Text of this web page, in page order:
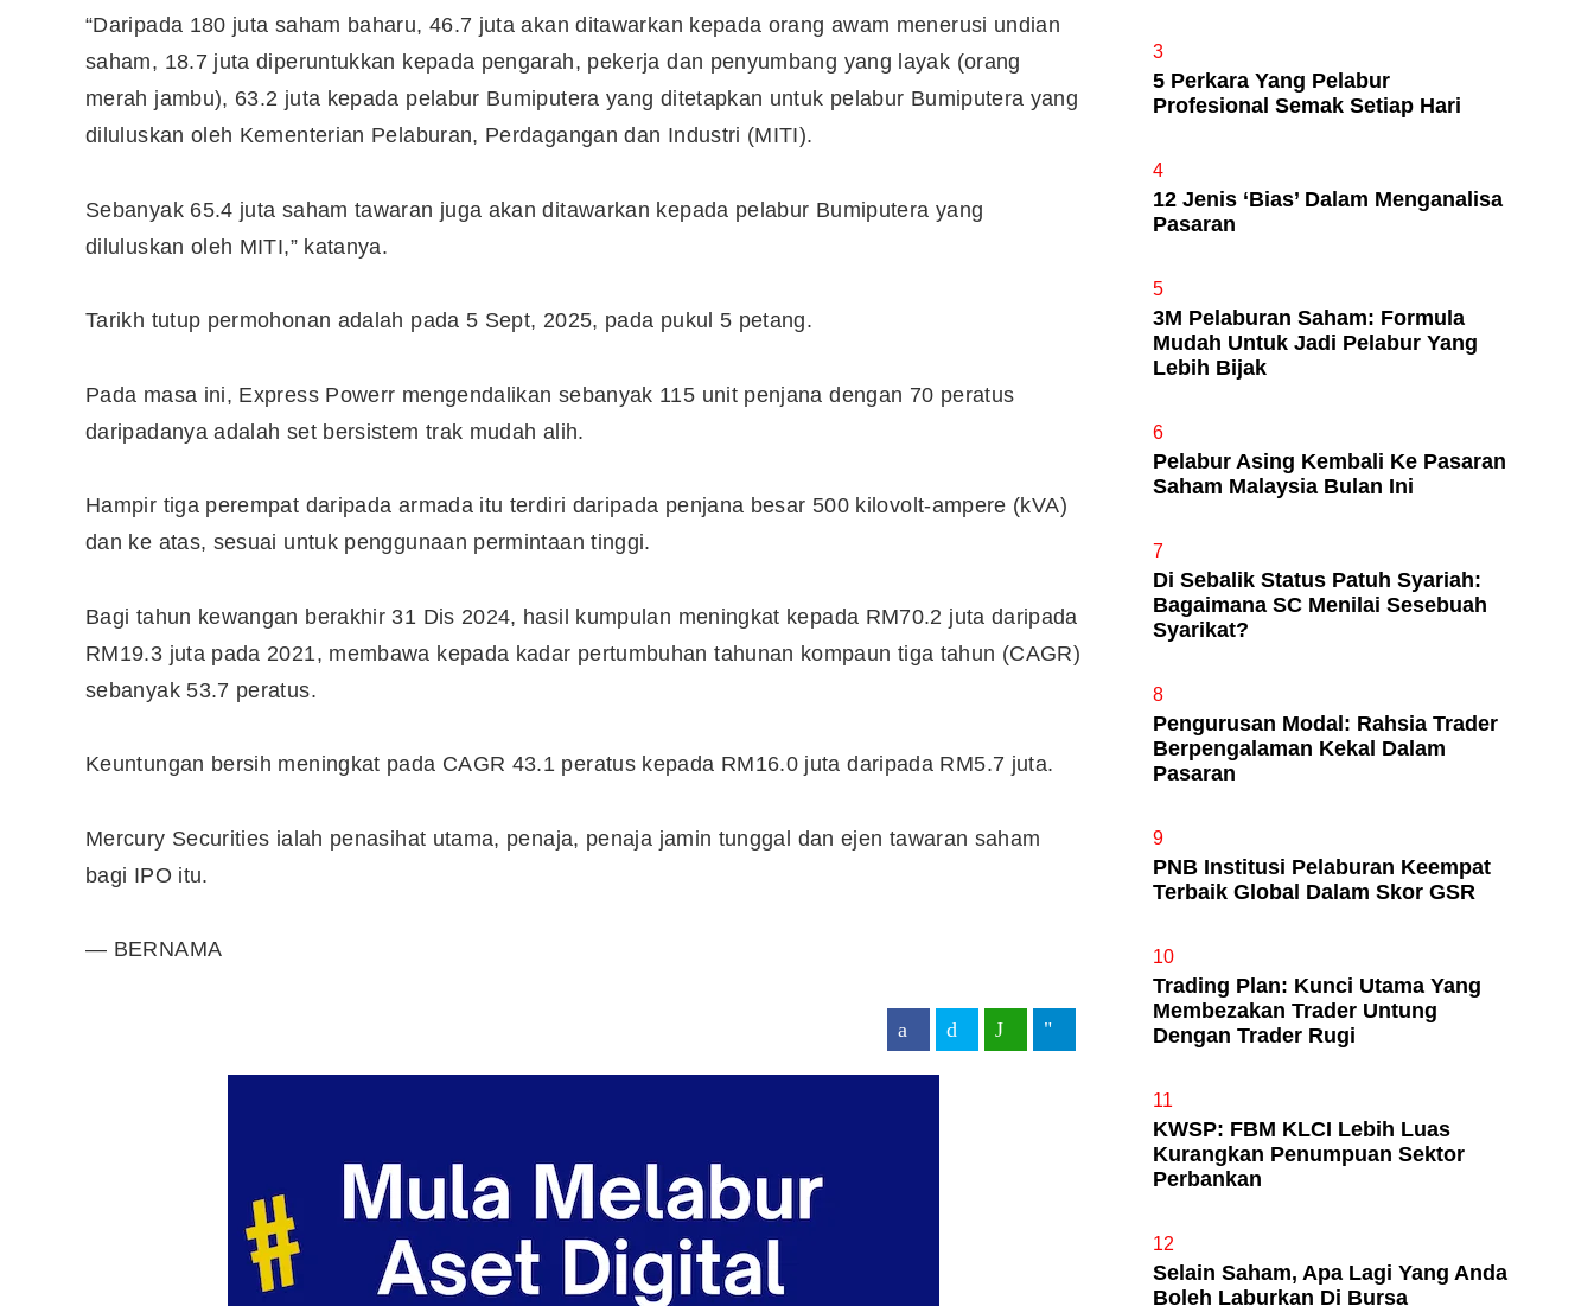
“Daripada 180 juta saham baharu, 46.7 juta akan ditawarkan kepada orang awam menerusi undian
saham, 18.7 juta diperuntukkan kepada pengarah, pekerja dan penyumbang yang layak (orang
merah jambu), 63.2 juta kepada pelabur Bumiputera yang ditetapkan untuk pelabur Bumiputera yang
diluluskan oleh Kementerian Pelaburan, Perdagangan dan Industri (MITI).
Sebanyak 65.4 juta saham tawaran juga akan ditawarkan kepada pelabur Bumiputera yang
diluluskan oleh MITI,” katanya.
Tarikh tutup permohonan adalah pada 5 Sept, 2025, pada pukul 5 petang.
Pada masa ini, Express Powerr mengendalikan sebanyak 115 unit penjana dengan 70 peratus
daripadanya adalah set bersistem trak mudah alih.
Hampir tiga perempat daripada armada itu terdiri daripada penjana besar 500 kilovolt-ampere (kVA)
dan ke atas, sesuai untuk penggunaan permintaan tinggi.
Bagi tahun kewangan berakhir 31 Dis 2024, hasil kumpulan meningkat kepada RM70.2 juta daripada
RM19.3 juta pada 2021, membawa kepada kadar pertumbuhan tahunan kompaun tiga tahun (CAGR)
sebanyak 53.7 peratus.
Keuntungan bersih meningkat pada CAGR 43.1 peratus kepada RM16.0 juta daripada RM5.7 juta.
Mercury Securities ialah penasihat utama, penaja, penaja jamin tunggal dan ejen tawaran saham
bagi IPO itu.
— BERNAMA
3
5 Perkara Yang Pelabur
Profesional Semak Setiap Hari
4
12 Jenis ‘Bias’ Dalam Menganalisa
Pasaran
5
3M Pelaburan Saham: Formula
Mudah Untuk Jadi Pelabur Yang
Lebih Bijak
6
Pelabur Asing Kembali Ke Pasaran
Saham Malaysia Bulan Ini
7
Di Sebalik Status Patuh Syariah:
Bagaimana SC Menilai Sesebuah
Syarikat?
8
Pengurusan Modal: Rahsia Trader
Berpengalaman Kekal Dalam
Pasaran
9
PNB Institusi Pelaburan Keempat
Terbaik Global Dalam Skor GSR
10
Trading Plan: Kunci Utama Yang
Membezakan Trader Untung
Dengan Trader Rugi
11
KWSP: FBM KLCI Lebih Luas
Kurangkan Penumpuan Sektor
Perbankan
12
Selain Saham, Apa Lagi Yang Anda
Boleh Laburkan Di Bursa